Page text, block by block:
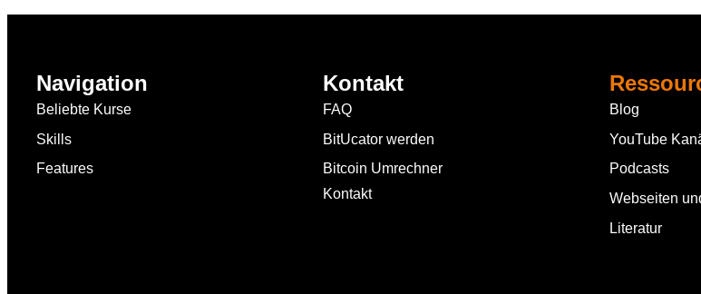
Navigation
Beliebte Kurse
Skills
Features
Kontakt
FAQ
BitUcator werden
Bitcoin Umrechner
Kontakt
Blog
YouTube
Podcasts
Webseiten
Literatur